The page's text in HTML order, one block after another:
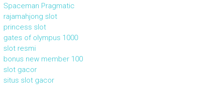
Spaceman Pragmatic
rajamahjong slot
princess slot
gates of olympus 1000
slot resmi
bonus new member 100
slot gacor
situs slot gacor